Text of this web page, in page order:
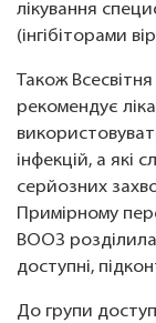
лікування
(інгібіторами
Також
рекомендує
інфекцій, а які
серйозних
Примірному
ВООЗ розділила
доступні,
До групи